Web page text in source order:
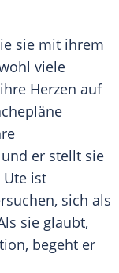
sie mit ihrem
viele
Herzen auf
er stellt sie
Ute ist
sich als
sie glaubt,
begeht er